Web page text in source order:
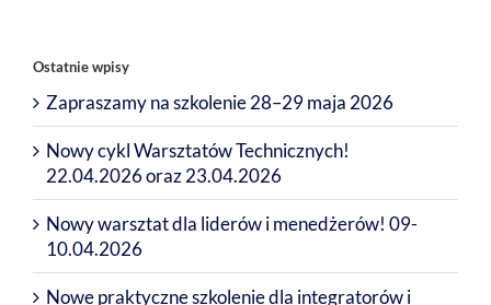
Ostatnie wpisy
Zapraszamy na szkolenie 28–29 maja 2026
Nowy cykl Warsztatów Technicznych!
22.04.2026 oraz 23.04.2026
Nowy warsztat dla liderów i menedżerów! 09-
10.04.2026
Nowe praktyczne szkolenie dla integratorów i